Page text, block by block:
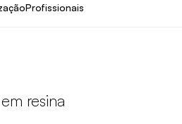
Profissionais
resina